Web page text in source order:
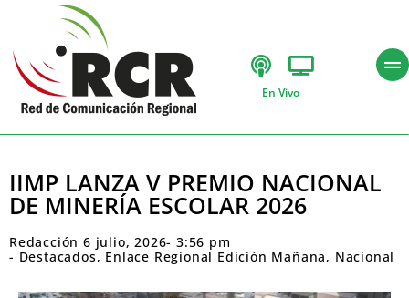
En Vivo
IIMP LANZA V PREMIO NACIONAL
DE MINERÍA ESCOLAR 2026
Redacción 6 julio, 2026- 3:56 pm
- Destacados, Enlace Regional Edición Mañana, Nacional